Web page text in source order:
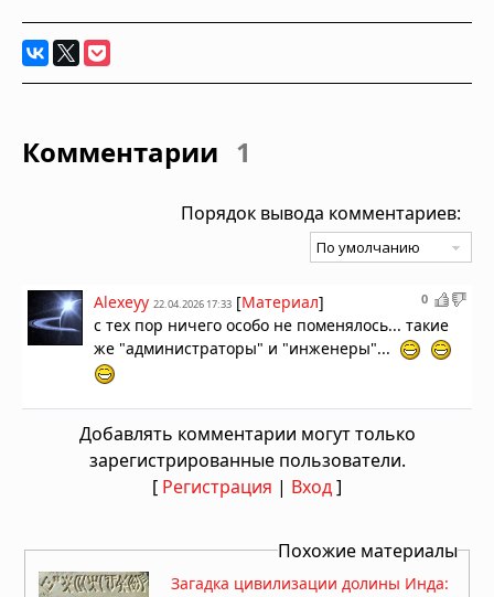
Комментарии 1
Порядок вывода комментариев:
0
Alexeyy 22.04.2026 17:33 [Материал]
с тех пор ничего особо не поменялось... такие
же "администраторы" и "инженеры"...
Добавлять комментарии могут только
зарегистрированные пользователи.
[ Регистрация | Вход]
Похожие материалы
Загадка цивилизации долины Инда: